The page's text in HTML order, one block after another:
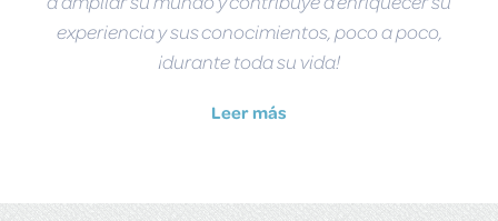
experiencia y sus conocimientos, poco a poco,
¡durante toda su vida!
Leer más